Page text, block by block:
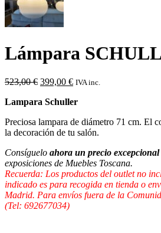
Lámpara
523,00€ El
original
523,00 €.
399,00 €El
actual
399,00 €.
IVA inc.
Lampara Schuller
Preciosa lampara de diámetro 71 cm. El
la decoración de tu salón.
Consíguelo ahora un precio excepcional
exposiciones de Muebles Toscana.
Recuerda: Los productos del outletno
indicado es para recogida en tienda o
Madrid. Para envíos fuera de la
(Tel: 692677034)